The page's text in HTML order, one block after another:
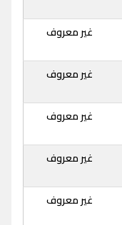
غير معروف
غير معروف
غير معروف
غير معروف
غير معروف